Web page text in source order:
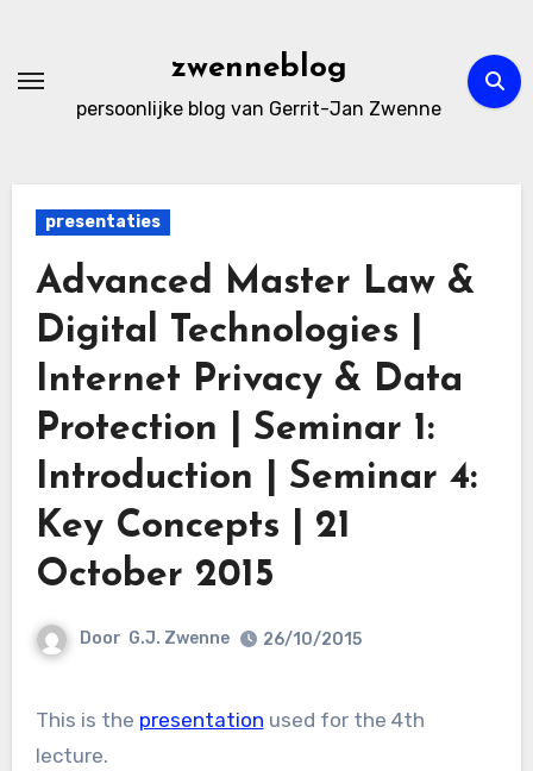
de
zwenneblog
persoonlijke blog van Gerrit-Jan Zwenne
presentaties
Advanced Master Law &
Digital Technologies |
Internet Privacy & Data
Protection | Seminar 1:
Introduction | Seminar 4:
Key Concepts | 21
October 2015
Door G.J. Zwenne 26/10/2015
This is the presentation used for the 4th
lecture.